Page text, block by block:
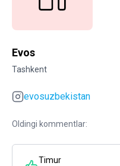
Evos
Tashkent
evosuzbekistan
Oldingi kommentlar:
Timur